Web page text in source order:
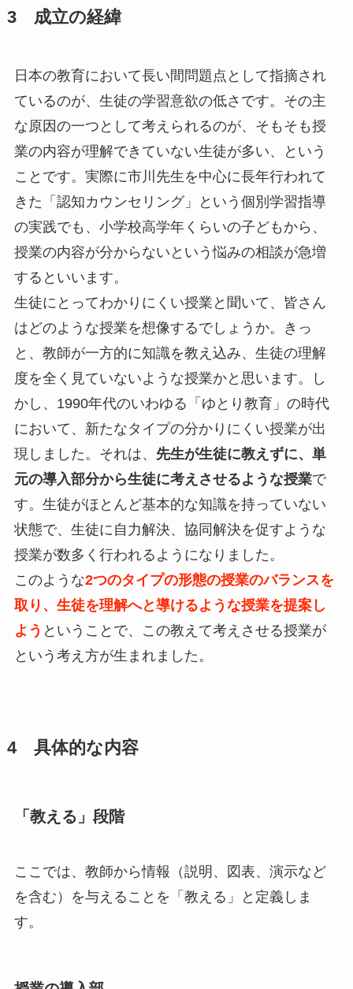
3 成立の経緯
日本の教育において長い間問題点として指摘され
ているのが、生徒の学習意欲の低さです。その主
な原因の一つとして考えられるのが、そもそも授
業の内容が理解できていない生徒が多い、という
ことです。実際に市川先生を中心に長年行われて
きた「認知カウンセリング」という個別学習指導
の実践でも、小学校高学年くらいの子どもから、
授業の内容が分からないという悩みの相談が急増
するといいます。
生徒にとってわかりにくい授業と聞いて、皆さん
はどのような授業を想像するでしょうか。きっ
と、教師が一方的に知識を教え込み、生徒の理解
度を全く見ていないような授業かと思います。し
かし、1990年代のいわゆる「ゆとり教育」の時代
において、新たなタイプの分かりにくい授業が出
現しました。それは、 先生が生徒に教えずに、単
元の導入部分から生徒に考えさせるような授業で
す。生徒がほとんど基本的な知識を持っていない
状態で、生徒に自力解決、協同解決を促すような
授業が数多く行われるようになりました。
このような2つのタイプの形態の授業のバランスを
取り、生徒を理解へと導けるような授業を提案し
よう ということで、この教えて考えさせる授業が
という考え方が生まれました。
4 具体的な内容
「教える」段階
ここでは、教師から情報（説明、図表、演示など
を含む）を与えることを「教える」と定義しま
す。